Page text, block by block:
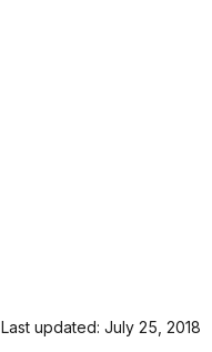
Last updated: July 25, 2018